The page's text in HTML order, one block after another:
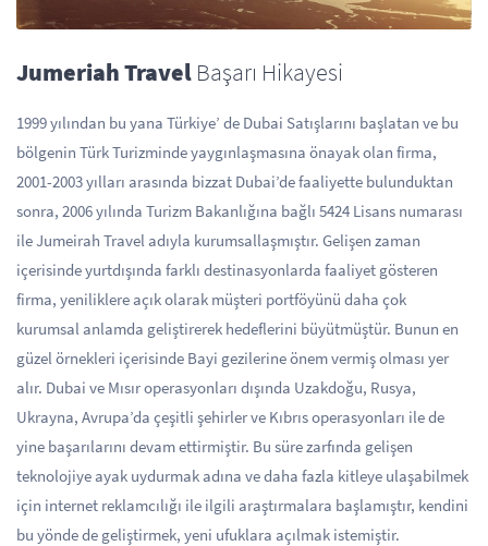
Jumeriah Travel Başarı Hikayesi
1999 yılından bu yana Türkiye’ de Dubai Satışlarını başlatan ve bu
bölgenin Türk Turizminde yaygınlaşmasına önayak olan firma,
2001-2003 yılları arasında bizzat Dubai’de faaliyette bulunduktan
sonra, 2006 yılında Turizm Bakanlığına bağlı 5424 Lisans numarası
ile Jumeirah Travel adıyla kurumsallaşmıştır. Gelişen zaman
içerisinde yurtdışında farklı destinasyonlarda faaliyet gösteren
firma, yeniliklere açık olarak müşteri portföyünü daha çok
kurumsal anlamda geliştirerek hedeflerini büyütmüştür. Bunun en
güzel örnekleri içerisinde Bayi gezilerine önem vermiş olması yer
alır. Dubai ve Mısır operasyonları dışında Uzakdoğu, Rusya,
Ukrayna, Avrupa’da çeşitli şehirler ve Kıbrıs operasyonları ile de
yine başarılarını devam ettirmiştir. Bu süre zarfında gelişen
teknolojiye ayak uydurmak adına ve daha fazla kitleye ulaşabilmek
için internet reklamcılığı ile ilgili araştırmalara başlamıştır, kendini
bu yönde de geliştirmek, yeni ufuklara açılmak istemiştir.